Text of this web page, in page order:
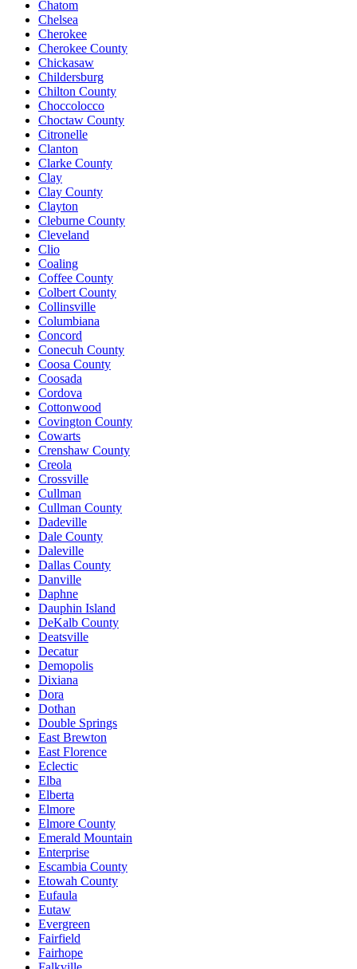
Chatom
Chelsea
Cherokee
Cherokee County
Chickasaw
Childersburg
Chilton County
Choccolocco
Choctaw County
Citronelle
Clanton
Clarke County
Clay
Clay County
Clayton
Cleburne County
Cleveland
Clio
Coaling
Coffee County
Colbert County
Collinsville
Columbiana
Concord
Conecuh County
Coosa County
Coosada
Cordova
Cottonwood
Covington County
Cowarts
Crenshaw County
Creola
Crossville
Cullman
Cullman County
Dadeville
Dale County
Daleville
Dallas County
Danville
Daphne
Dauphin Island
DeKalb County
Deatsville
Decatur
Demopolis
Dixiana
Dora
Dothan
Double Springs
East Brewton
East Florence
Eclectic
Elba
Elberta
Elmore
Elmore County
Emerald Mountain
Enterprise
Escambia County
Etowah County
Eufaula
Eutaw
Evergreen
Fairfield
Fairhope